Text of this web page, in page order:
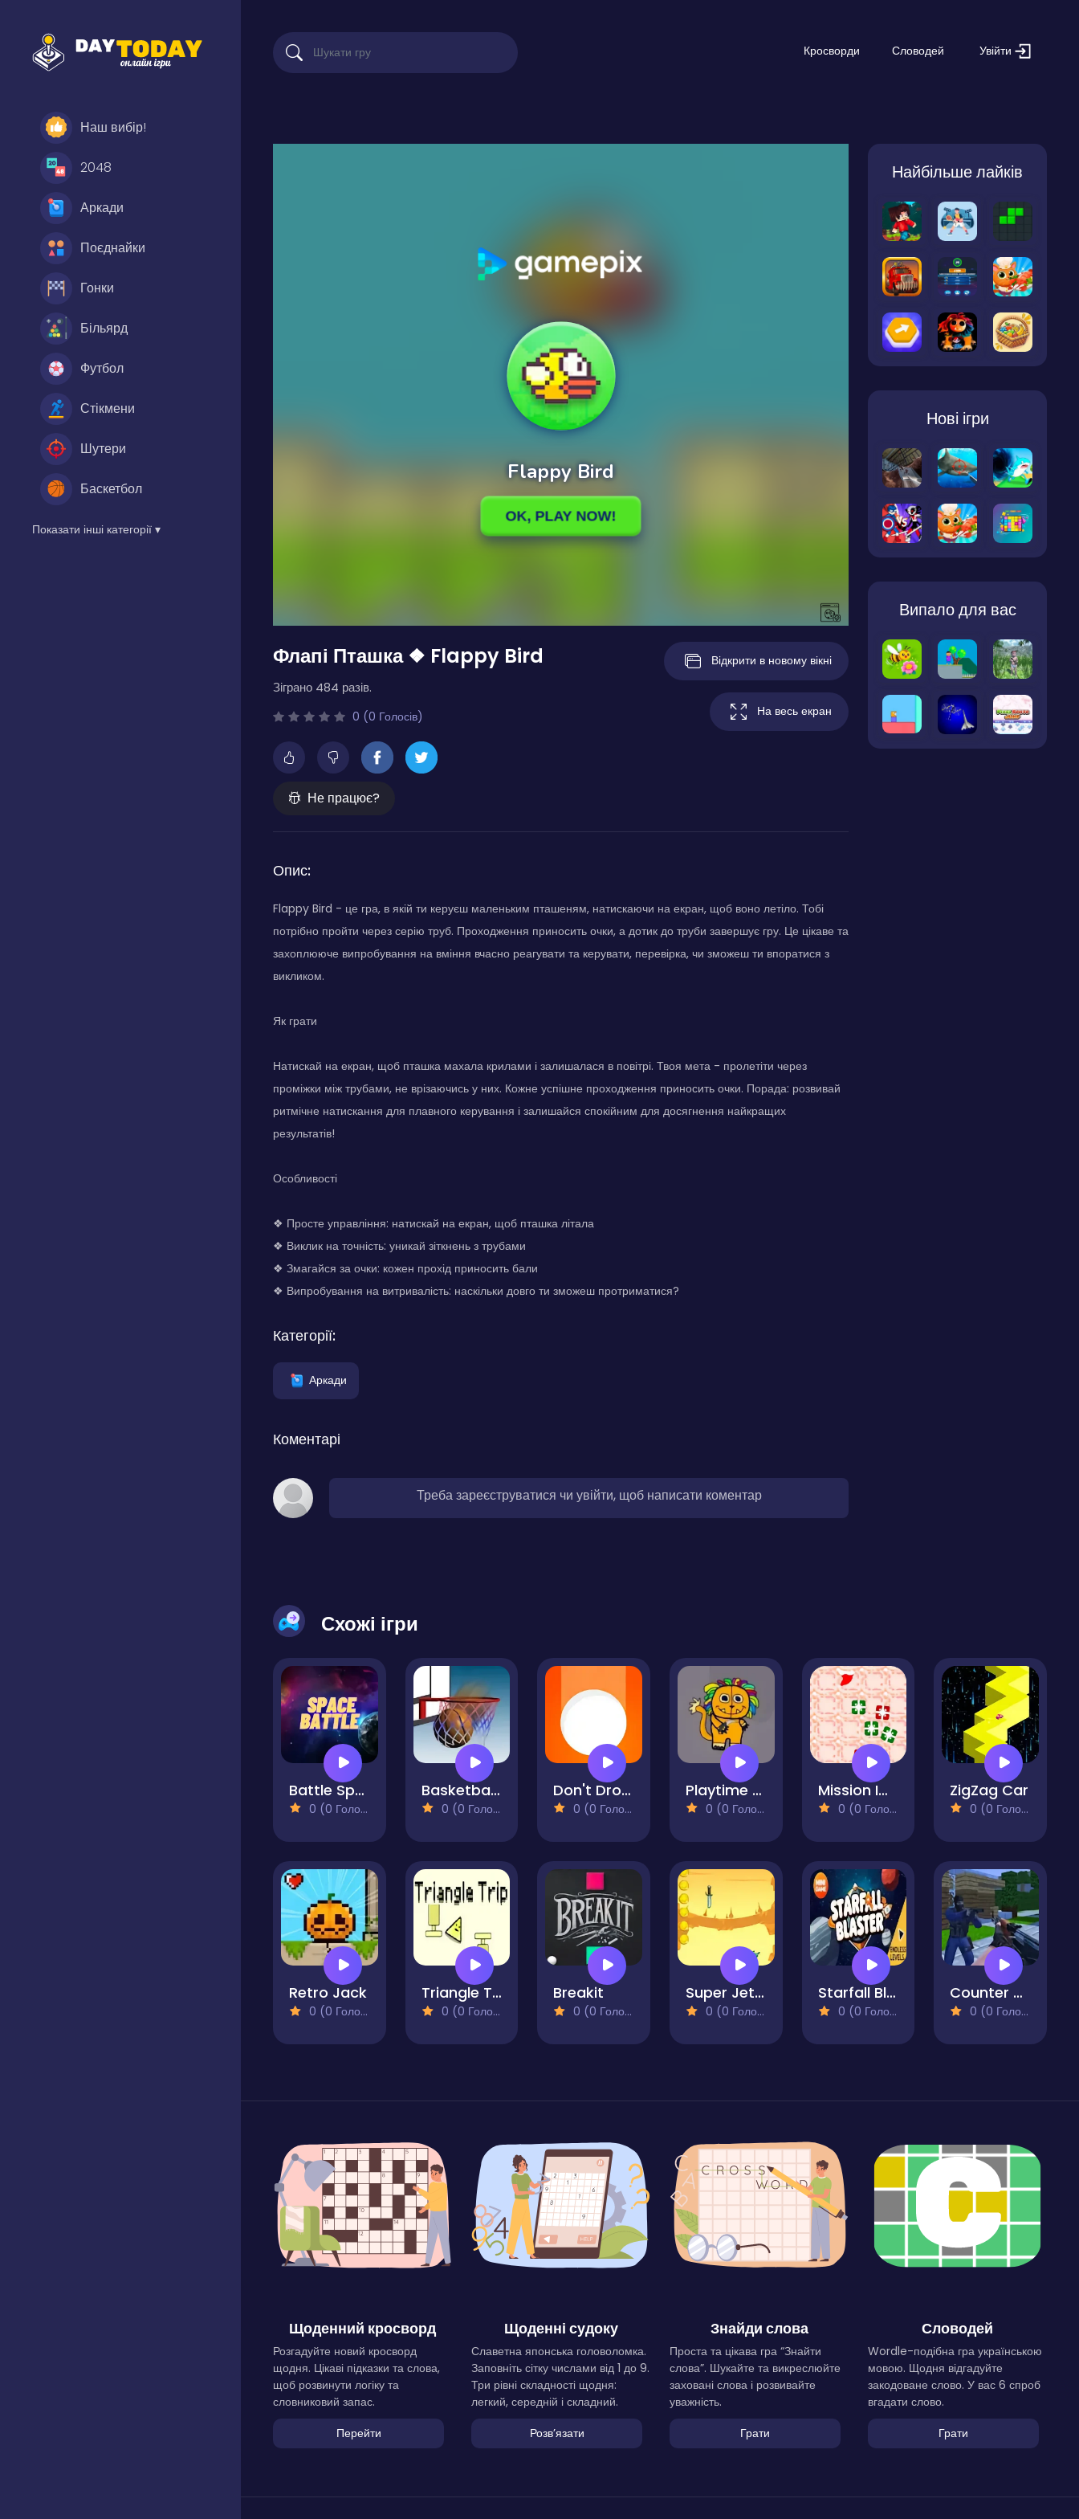
Наш вибір!
2048
Аркади
Поєднайки
Гонки
Більярд
Футбол
Стікмени
Шутери
Баскетбол
Показати інші категорії ▾
Кросворди Словодей Увійти
Флапі Пташка ❖ Flappy Bird
Зіграно 484 разів.
0 (0 Голосів)
Не працює?
Відкрити в новому вікні
На весь екран
Опис:
Flappy Bird - це гра, в якій ти керуєш маленьким пташеням, натискаючи на екран, щоб воно летіло. Тобі
потрібно пройти через серію труб. Проходження приносить очки, а дотик до труби завершує гру. Це цікаве та
захоплююче випробування на вміння вчасно реагувати та керувати, перевірка, чи зможеш ти впоратися з
викликом.
Як грати
Натискай на екран, щоб пташка махала крилами і залишалася в повітрі. Твоя мета - пролетіти через
проміжки між трубами, не врізаючись у них. Кожне успішне проходження приносить очки. Порада: розвивай
ритмічне натискання для плавного керування і залишайся спокійним для досягнення найкращих
результатів!
Особливості
❖ Просте управління: натискай на екран, щоб пташка літала
❖ Виклик на точність: уникай зіткнень з трубами
❖ Змагайся за очки: кожен прохід приносить бали
❖ Випробування на витривалість: наскільки довго ти зможеш протриматися?
Категорії:
Аркади
Коментарі
Треба зареєструватися чи увійти, щоб написати коментар
Найбільше лайків
Нові ігри
Випало для вас
Схожі ігри
Battle Space
0 (0 Голосів)
Basketball School
0 (0 Голосів)
Don't Drop the White Ball
0 (0 Голосів)
Playtime Killer Chapter 4
0 (0 Голосів)
Mission Impossible-Save Christmas
0 (0 Голосів)
ZigZag Car
0 (0 Голосів)
Retro Jack
0 (0 Голосів)
Triangle Trip
0 (0 Голосів)
Breakit
0 (0 Голосів)
Super Jetpackman
0 (0 Голосів)
Starfall Blaster
0 (0 Голосів)
Counter Craft
0 (0 Голосів)
Щоденний кросворд
Розгадуйте новий кросворд
щодня. Цікаві підказки та слова,
щоб розвинути логіку та
словниковий запас.
Перейти
Щоденні судоку
Славетна японська головоломка.
Заповніть сітку числами від 1 до 9.
Три рівні складності щодня:
легкий, середній і складний.
Розвʼязати
Знайди слова
Проста та цікава гра “Знайти
слова”. Шукайте та викреслюйте
заховані слова і розвивайте
уважність.
Грати
Словодей
Wordle-подібна гра українською
мовою. Щодня відгадуйте
закодоване слово. У вас 6 спроб
вгадати слово.
Грати